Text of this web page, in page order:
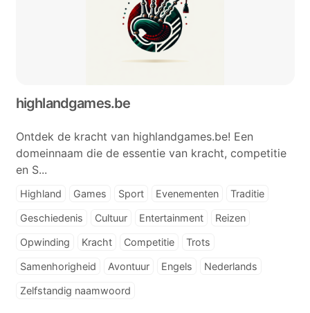
highlandgames.be
Ontdek de kracht van highlandgames.be! Een
domeinnaam die de essentie van kracht, competitie
en S...
Highland Games Sport Evenementen Traditie
Geschiedenis Cultuur Entertainment Reizen
Opwinding Kracht Competitie Trots
Samenhorigheid Avontuur Engels Nederlands
Zelfstandig naamwoord